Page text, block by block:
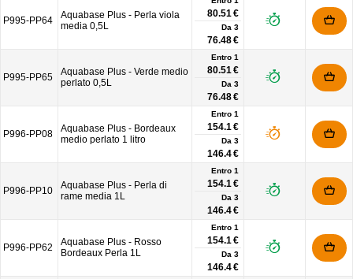
P995-PP64
Aquabase Plus - Perla viola
media 0,5L
80.51 €
Da 3
76.48 €
P995-PP65
Aquabase Plus - Verde medio
perlato 0,5L
Entro 1
80.51 €
Da 3
76.48 €
P996-PP08
Aquabase Plus - Bordeaux
medio perlato 1 litro
Entro 1
154.1 €
Da 3
146.4 €
P996-PP10
Aquabase Plus - Perla di
rame media 1L
Entro 1
154.1 €
Da 3
146.4 €
P996-PP62
Aquabase Plus - Rosso
Bordeaux Perla 1L
Entro 1
154.1 €
Da 3
146.4 €